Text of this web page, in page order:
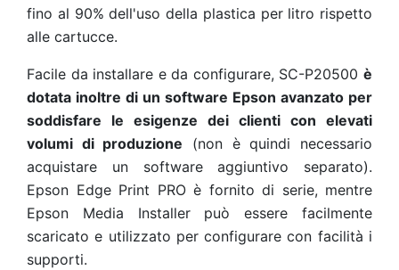
fino al 90% dell'uso della plastica per litro rispetto
alle cartucce.
Facile da installare e da configurare, SC-P20500 è
dotata inoltre di un software Epson avanzato per
soddisfare le esigenze dei clienti con elevati
volumi di produzione (non è quindi necessario
acquistare un software aggiuntivo separato).
Epson Edge Print PRO è fornito di serie, mentre
Epson Media Installer può essere facilmente
scaricato e utilizzato per configurare con facilità i
supporti.